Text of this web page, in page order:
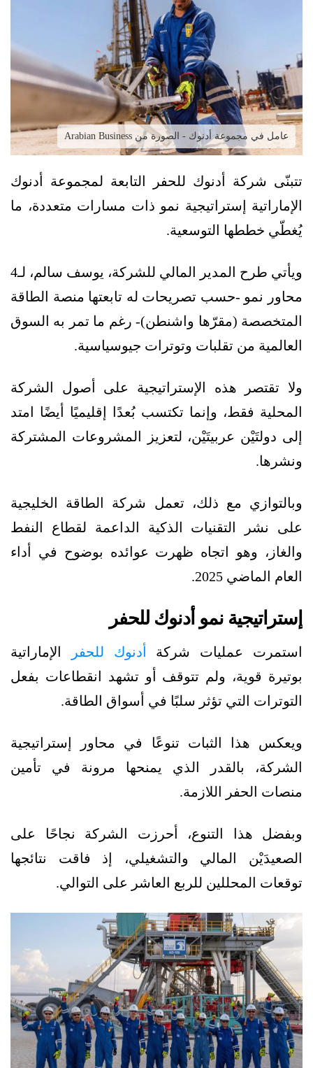
عامل في مجموعة أدنوك - الصورة من Arabian Business
تتبنّى شركة أدنوك للحفر التابعة لمجموعة أدنوك
الإماراتية إستراتيجية نمو ذات مسارات متعددة، ما
يُغطّي خططها التوسعية.
ويأتي طرح المدير المالي للشركة، يوسف سالم، لـ4
محاور نمو -حسب تصريحات له تابعتها منصة الطاقة
المتخصصة (مقرّها واشنطن)- رغم ما تمر به السوق
العالمية من تقلبات وتوترات جيوسياسية.
ولا تقتصر هذه الإستراتيجية على أصول الشركة
المحلية فقط، وإنما تكتسب بُعدًا إقليميًا أيضًا امتد
إلى دولتَيْن عربيتَيْن، لتعزيز المشروعات المشتركة
ونشرها.
وبالتوازي مع ذلك، تعمل شركة الطاقة الخليجية
على نشر التقنيات الذكية الداعمة لقطاع النفط
والغاز، وهو اتجاه ظهرت عوائده بوضوح في أداء
العام الماضي 2025.
إستراتيجية نمو أدنوك للحفر
استمرت عمليات شركة أدنوك للحفر
الإماراتية
بوتيرة قوية، ولم تتوقف أو تشهد انقطاعات بفعل
التوترات التي تؤثر سلبًا في أسواق الطاقة.
ويعكس هذا الثبات تنوعًا في محاور إستراتيجية
الشركة، بالقدر الذي يمنحها مرونة في تأمين
منصات الحفر اللازمة.
وبفضل هذا التنوع، أحرزت الشركة نجاحًا على
الصعيدَيْن المالي والتشغيلي، إذ فاقت نتائجها
توقعات المحللين للربع العاشر على التوالي.